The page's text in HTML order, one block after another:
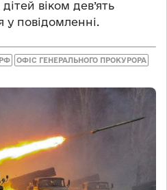
віком дев’ять
у повідомленні.
ОФІС ГЕНЕРАЛЬНОГО ПРОКУРОРА